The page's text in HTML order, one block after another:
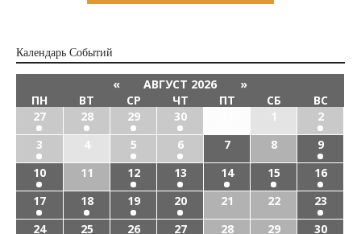
Календарь Cобытий
« АВГУСТ 2026
»
ПН
ВТ СР ЧТ ПТ СБ
ВС
27
28 29 30 1
2
3
4 5 6 7 8
9
10
11 12 13 14 15
16
17
18 19 20 21 22
23
24
25 26 27 28 29
30